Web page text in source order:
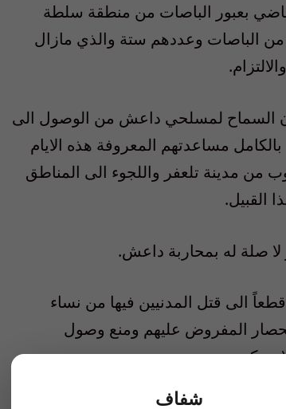
بعبور الباصات من منطقة سلطة
من الباصات وعددهم ستة والذي مازال
السماح لمسلحي داعش من الوصول الى
مساعدتهم المعروفة هذه الايام
من مدينة تلعفر واللجوء الى المناطق
القبيل.
صلة له بمحاربة داعش.
الى قتل المدنيين فيها من نساء
المفروض عليهم ومنع وصول
وحدهم.
شفاف